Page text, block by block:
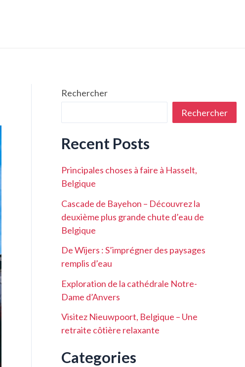
Rechercher
Rechercher
Recent Posts
Principales choses à faire à Hasselt,
Belgique
Cascade de Bayehon – Découvrez la
deuxième plus grande chute d’eau de
Belgique
De Wijers : S’imprégner des paysages
remplis d’eau
Exploration de la cathédrale Notre-
Dame d’Anvers
Visitez Nieuwpoort, Belgique – Une
retraite côtière relaxante
Categories